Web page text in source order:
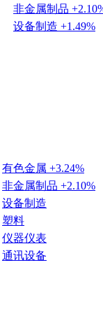
非金属制品
设备制造 +1.49%
有色金属 +3.24%
非金属制品 +2.10%
设备制造
塑料
仪器仪表
通讯设备